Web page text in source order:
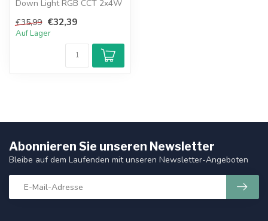
Down Light RGB CCT 2x4W
€35,99 €32,39
Auf Lager
Abonnieren Sie unseren Newsletter
Bleibe auf dem Laufenden mit unseren Newsletter-Angeboten